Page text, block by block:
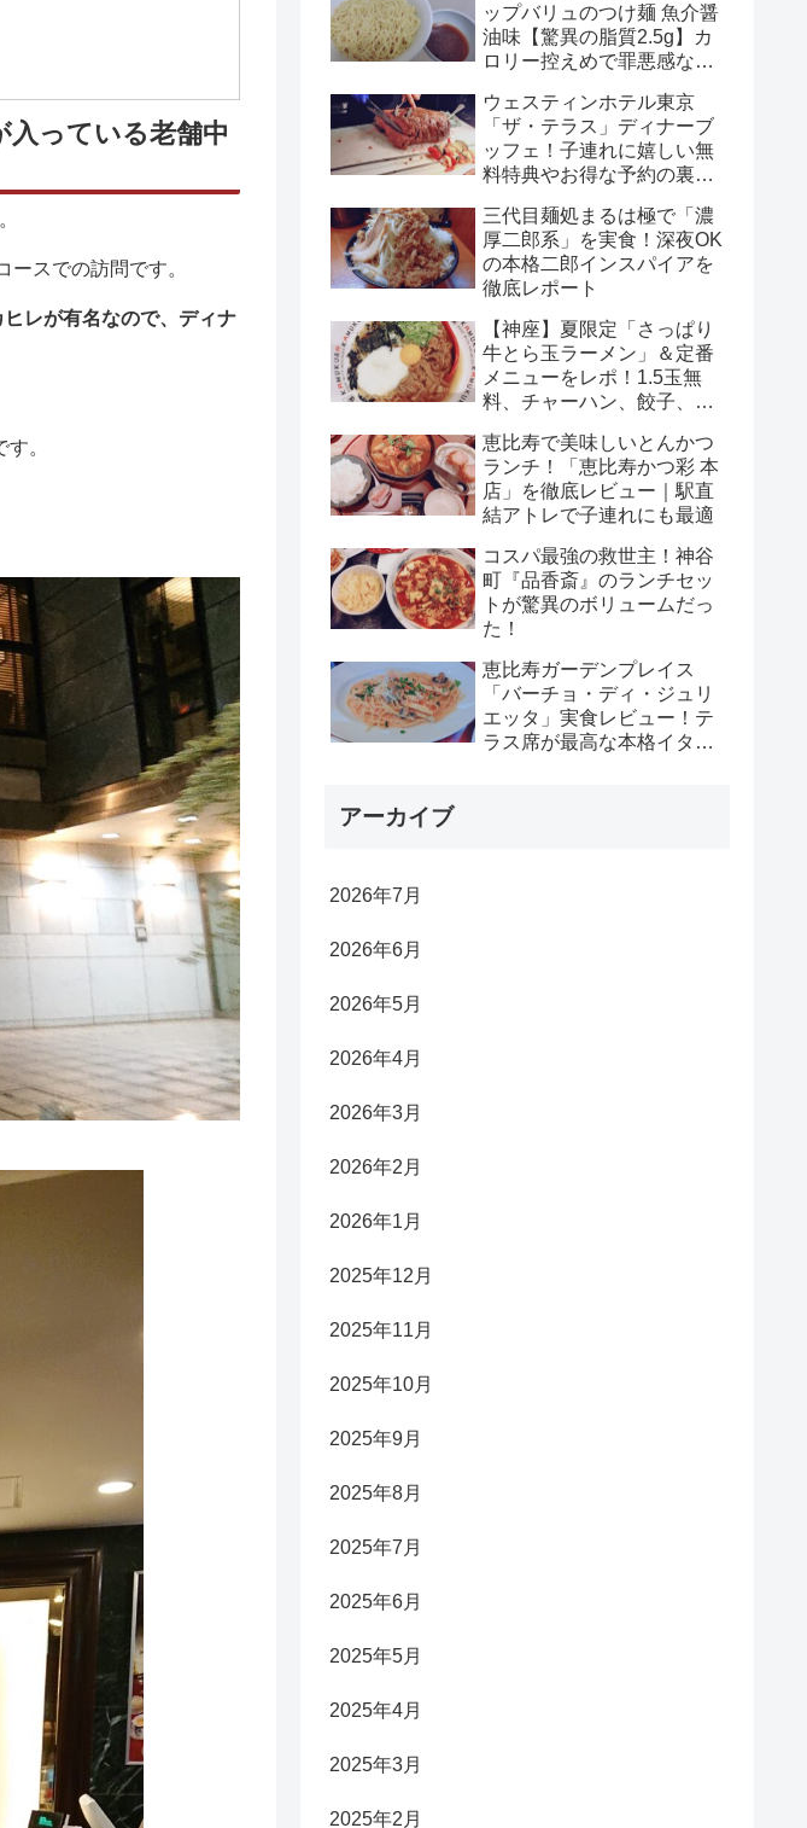
っている老舗中
スでの訪問です。
レが有名なので、ディナ
。
ップバリュのつけ麺 魚介醤
油味【驚異の脂質2.5g】カ
ロリー控えめで罪悪感なし
ウェスティンホテル東京
「ザ・テラス」ディナーブ
ッフェ！子連れに嬉しい無
料特典やお得な予約の裏ワ
三代目麺処まるは極で「濃
厚二郎系」を実食！深夜OK
の本格二郎インスパイアを
徹底レポート
【神座】夏限定「さっぱり
牛とら玉ラーメン」＆定番
メニューをレポ！1.5玉無
料、チャーハン、餃子、ビ
恵比寿で美味しいとんかつ
ランチ！「恵比寿かつ彩 本
店」を徹底レビュー｜駅直
結アトレで子連れにも最適
コスパ最強の救世主！神谷
町『品香斎』のランチセッ
トが驚異のボリュームだっ
た！
恵比寿ガーデンプレイス
「バーチョ・ディ・ジュリ
エッタ」実食レビュー！テ
ラス席が最高な本格イタリ
アーカイブ
2026年7月
2026年6月
2026年5月
2026年4月
2026年3月
2026年2月
2026年1月
2025年12月
2025年11月
2025年10月
2025年9月
2025年8月
2025年7月
2025年6月
2025年5月
2025年4月
2025年3月
2025年2月